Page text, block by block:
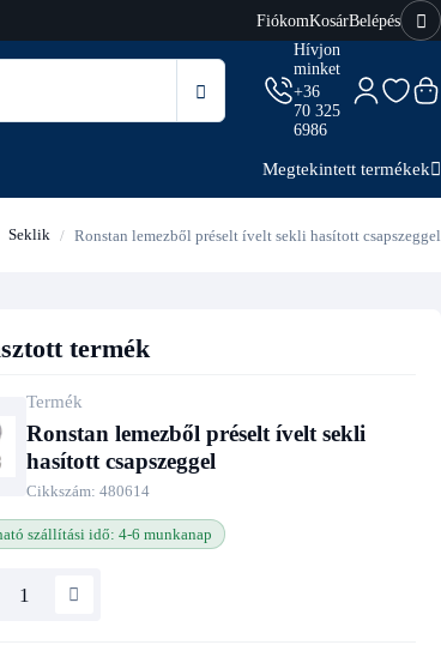
FiókomKosárBelépés
Hívjon
minket
+36
70 325
6986
Megtekintett termékek
Seklik Ronstan lemezből préselt ívelt sekli hasított csapszeggel
termék
Termék
Ronstan lemezből préselt ívelt sekli
hasított csapszeggel
Cikkszám: 480614
szállítási idő: 4-6 munkanap